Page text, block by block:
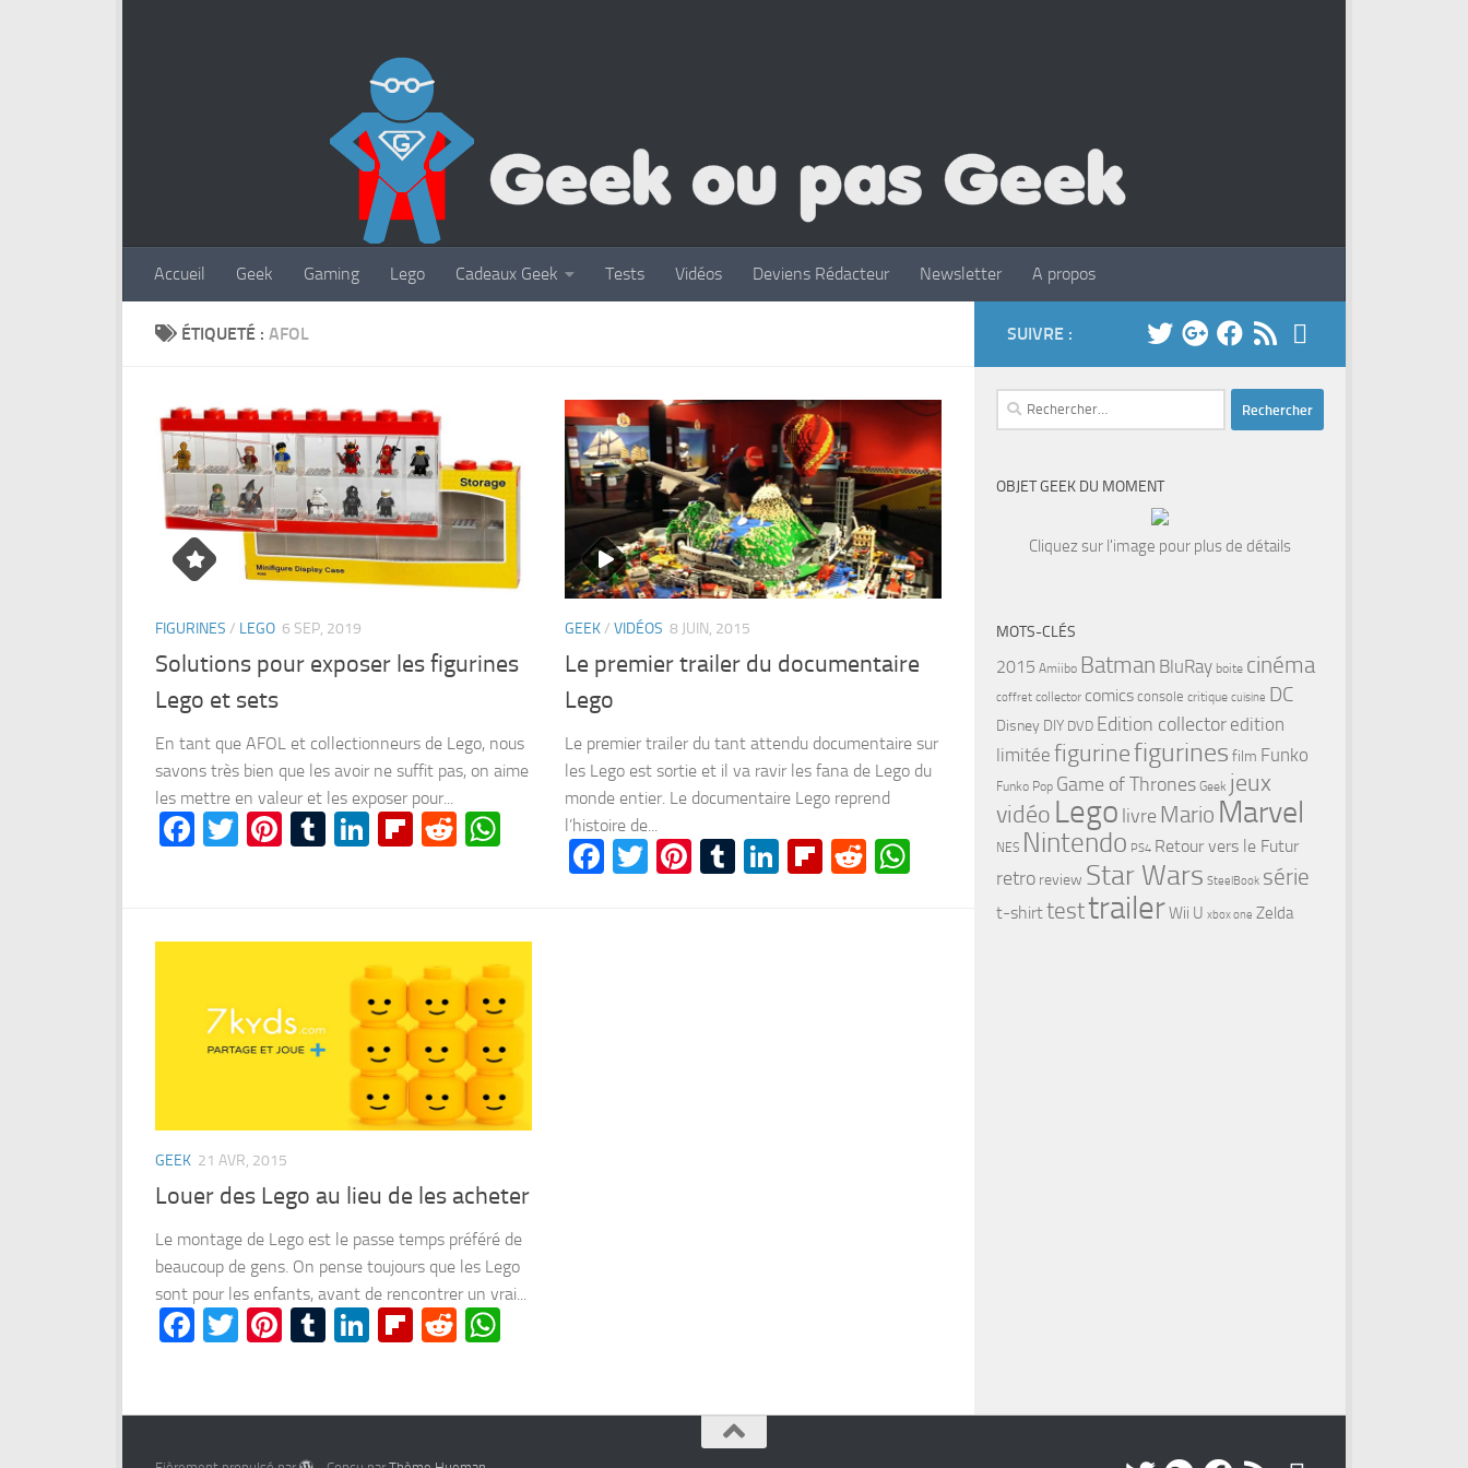
Accueil Geek Gaming Lego Cadeaux Geek Tests Vidéos Deviens Rédacteur Newsletter A propos
ÉTIQUETÉ : AFOL
FIGURINES / LEGO 6 SEP, 2019
Solutions pour exposer les figurines
Lego et sets
En tant que AFOL et collectionneurs de Lego, nous
savons très bien que les avoir ne suffit pas, on aime
les mettre en valeur et les exposer pour...
Facebook
Twitter
Pinterest
Tumblr
LinkedIn
Flipboard
RedditWhatsApp
GEEK/ VIDÉOS 8 JUIN, 2015
Le premier trailer du documentaire
Lego
Le premier trailer du tant attendu documentaire sur
les Lego est sortie et il va ravir les fana de Lego du
monde entier. Le documentaire Lego reprend
l’histoire de...
Facebook
Twitter
Pinterest
Tumblr
LinkedIn
Flipboard
RedditWhatsApp
GEEK 21 AVR, 2015
Louer des Lego au lieu de les acheter
Le montage de Lego est le passe temps préféré de
beaucoup de gens. On pense toujours que les Lego
sont pour les enfants, avant de rencontrer un vrai...
Facebook
Twitter
Pinterest
Tumblr
LinkedIn
Flipboard
Reddit
SUIVRE :
Rechercher :
OBJET GEEK DU MOMENT
Cliquez sur l'image pour plus de détails
MOTS-CLÉS
2015 Amiibo Batman BluRay boite cinéma
coffret collector comics console critique cuisine DC
Disney DIY DVD Edition collector edition
limitée figurinefigurines film Funko
Funko Pop Game of Thrones Geek jeux
vidéo Lego livre Mario Marvel
NES Nintendo PS4 Retour vers le Futur
retro review Star Wars SteelBook série
t-shirttesttrailerWii U xbox one Zelda